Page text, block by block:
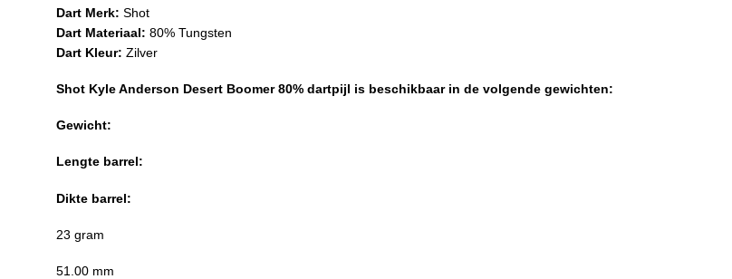
Dart Merk: Shot
Dart Materiaal: 80% Tungsten
Dart Kleur: Zilver
Shot Kyle Anderson Desert Boomer 80% dartpijl is beschikbaar in de volgende gewichten:
Gewicht:
Lengte barrel:
Dikte barrel:
23 gram
51.00 mm